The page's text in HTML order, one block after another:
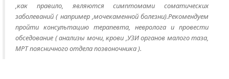
,как правило, являются симптомами соматических
заболеваний ( например ,мочекаменной болезни).Рекомендуем
пройти консультацию терапевта, невролога и провести
обседование ( анализы мочи, крови ,УЗИ органов малого таза,
МРТ поясничного отдела позвоночника ).